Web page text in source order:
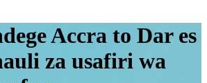
Accra to Dar es
za usafiri wa